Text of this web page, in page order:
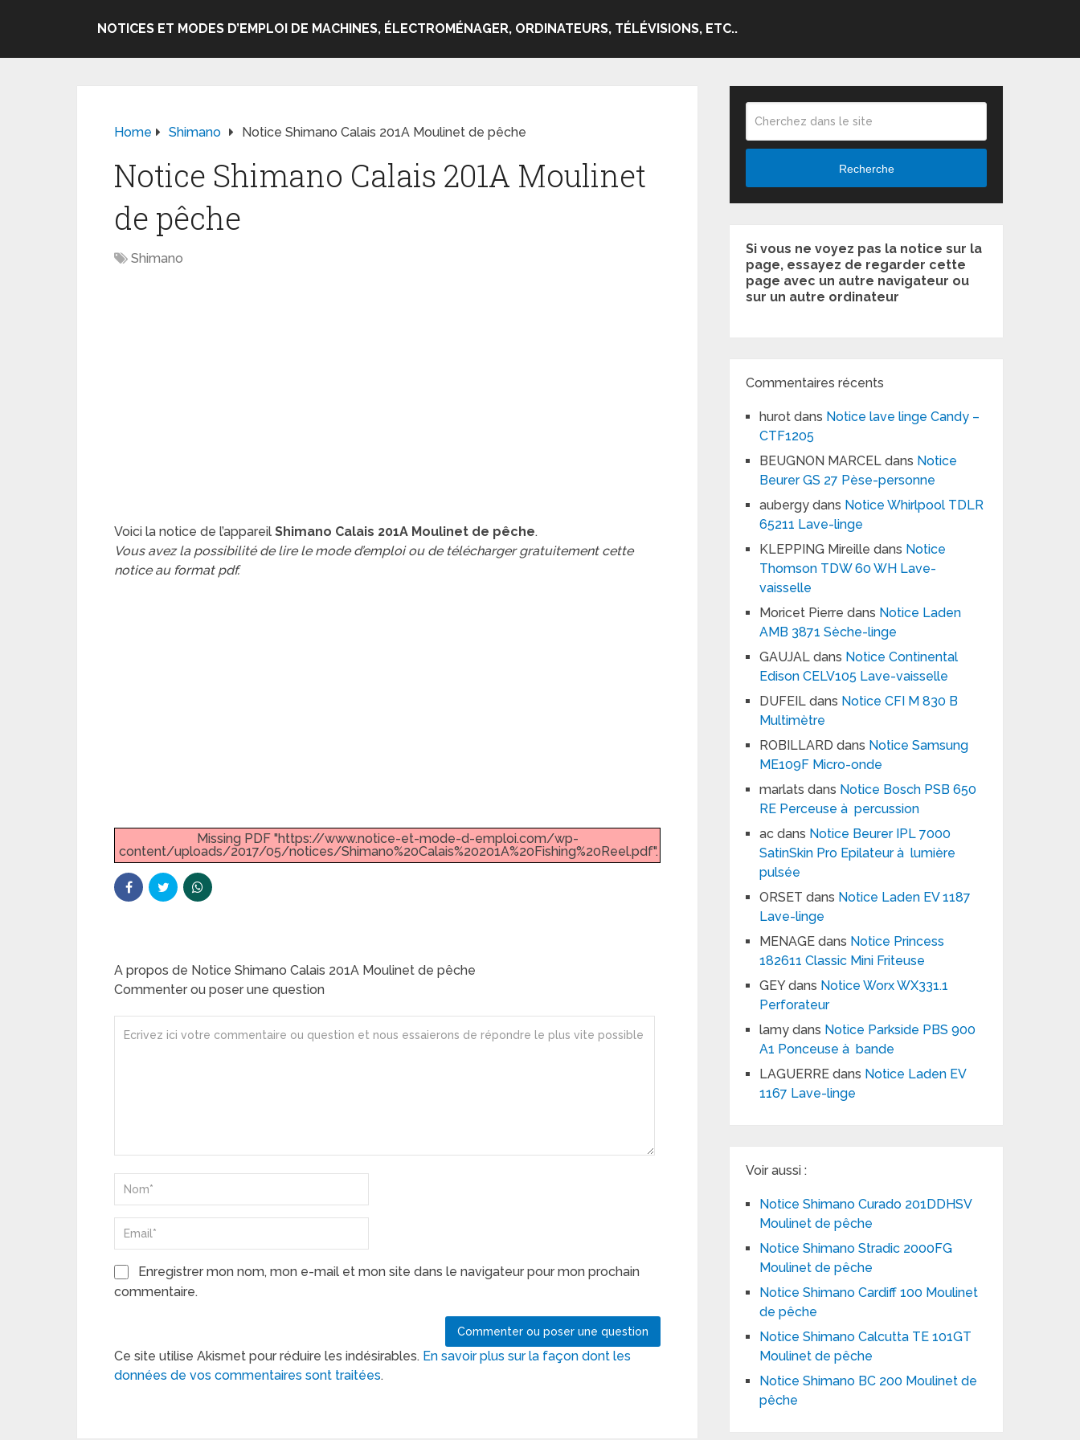
NOTICES ET MODES D’EMPLOI DE MACHINES, ÉLECTROMÉNAGER, ORDINATEURS, TÉLÉVISIONS, ETC..
Home Shimano Notice Shimano Calais 201A Moulinet de pêche
Notice Shimano Calais 201A Moulinet
de pêche
Shimano
Voici la notice de l’appareil Shimano Calais 201A Moulinet de pêche.
Vous avez la possibilité de lire le mode d’emploi ou de télécharger gratuitement cette
notice au format pdf.
Missing PDF "https://www.notice-et-mode-d-emploi.com/wp-
content/uploads/2017/05/notices/Shimano%20Calais%20201A%20Fishing%20Reel.pdf".
A propos de Notice Shimano Calais 201A Moulinet de pêche
Commenter ou poser une question
Enregistrer mon nom, mon e-mail et mon site dans le navigateur pour mon prochain
commentaire.
Ce site utilise Akismet pour réduire les indésirables. En savoir plus sur la façon dont les
données de vos commentaires sont traitées.
Recherche
Si vous ne voyez pas la notice sur la
page, essayez de regarder cette
page avec un autre navigateur ou
sur un autre ordinateur
Commentaires récents
hurot dans Notice lave linge Candy –
CTF1205
BEUGNON MARCEL dans Notice
Beurer GS 27 Pèse-personne
aubergy dans Notice Whirlpool TDLR
65211 Lave-linge
KLEPPING Mireille dans Notice
Thomson TDW 60 WH Lave-
vaisselle
Moricet Pierre dans Notice Laden
AMB 3871 Sèche-linge
GAUJAL dans Notice Continental
Edison CELV105 Lave-vaisselle
DUFEIL dans Notice CFI M 830 B
Multimètre
ROBILLARD dans Notice Samsung
ME109F Micro-onde
marlats dans Notice Bosch PSB 650
RE Perceuse à percussion
ac dans Notice Beurer IPL 7000
SatinSkin Pro Epilateur à lumière
pulsée
ORSET dans Notice Laden EV 1187
Lave-linge
MENAGE dans Notice Princess
182611 Classic Mini Friteuse
GEYdans Notice Worx WX331.1
Perforateur
lamy dans Notice Parkside PBS 900
A1 Ponceuse à bande
LAGUERRE dans Notice Laden EV
1167 Lave-linge
Voir aussi :
Notice Shimano Curado 201DDHSV
Moulinet de pêche
Notice Shimano Stradic 2000FG
Moulinet de pêche
Notice Shimano Cardiff 100 Moulinet
de pêche
Notice Shimano Calcutta TE 101GT
Moulinet de pêche
Notice Shimano BC 200 Moulinet de
pêche